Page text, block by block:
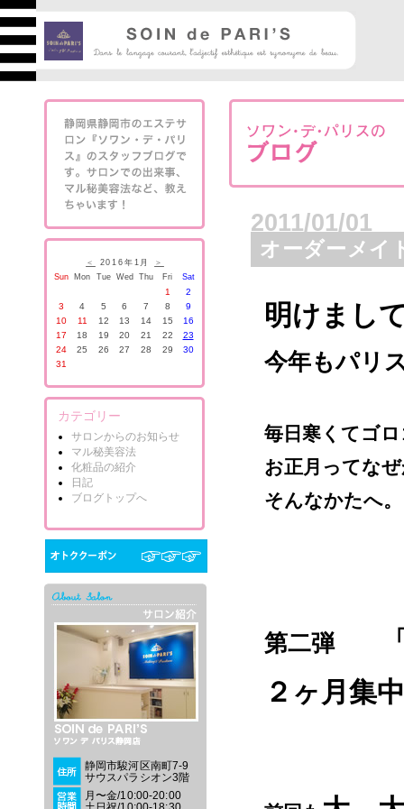
＜ 2016年1月
＞
Sun
Mon Tue Wed Thu Fri Sat
1
2
3
4 5 6 7 8
9
10
11 12 13 14 15
16
17
18 19 20 21 22
23
24
25 26 27 28 29
30
31
カテゴリー
サロンからのお知らせ
マル秘美容法
化粧品の紹介
日記
ブログトップへ
静岡市駿河区南町7-9
サウスパラシオン3階
月〜金/10:00-20:00
2011/01/01
オーダーメイ
明けまし
今年もパリ
毎日寒くてゴ
お正月ってな
そんなかたへ
第二弾
２ヶ月集中